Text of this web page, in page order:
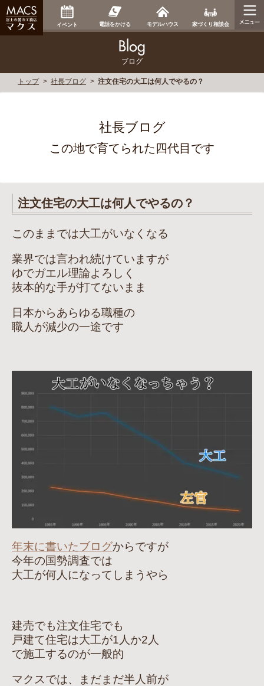
イベント 電話をかける モデルハウス 家づくり相談会
ブログ
トップ 社長ブログ 注文住宅の大工は何人でやるの？
社長ブログ
この地で育てられた四代目です
注文住宅の大工は何人でやるの？
このままでは大工がいなくなる
業界では言われ続けていますが
ゆでガエル理論よろしく
抜本的な手が打てないまま
日本からあらゆる職種の
職人が減少の一途です
年末に書いたブログからですが
今年の国勢調査では
大工が何人になってしまうやら
建売でも注文住宅でも
戸建て住宅は大工が1人か2人
で施工するのが一般的
マクスでは、まだまだ半人前が